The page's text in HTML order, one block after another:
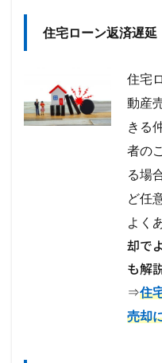
住宅ローン返済遅延
住宅
動産
きる
者の
る場
ど任
よく
却で
も解
⇒住
売却